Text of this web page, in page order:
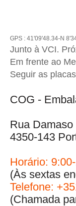
GPS : 41'09'48.34-N
Junto à VCI.
Em frente ao
Seguir as
COG -
Rua
4350-143
Horário:
(Às sextas
Telefone:
(Chamada